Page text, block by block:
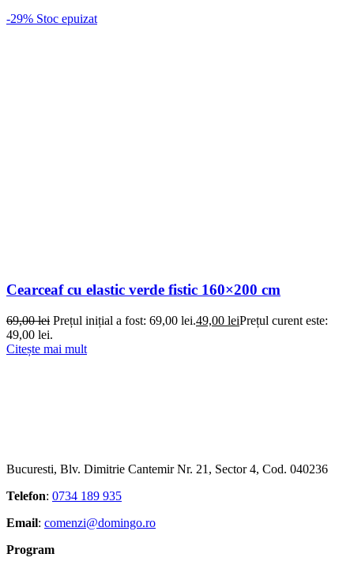
-29% Stoc epuizat
Cearceaf cu elastic verde fistic 160×200 cm
69,00lei Prețul inițial a fost: 69,00 lei.49,00 leiPrețul curent este:
49,00 lei.
Citește mai mult
Bucuresti, Blv. Dimitrie Cantemir Nr. 21, Sector 4, Cod. 040236
Telefon: 0734 189 935
Email: comenzi@domingo.ro
Program